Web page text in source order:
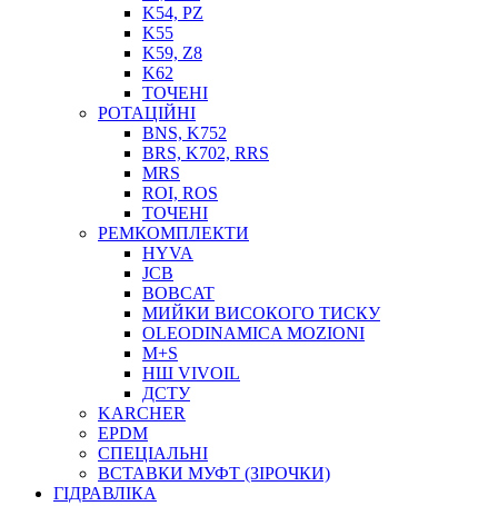
ТОСОЛ, АНТИФРИЗ
ОЛИВА-ПАЛИВО
ПОВІТРЯ-ВОДА
ДЛЯ ЗВАРЮВАННЯ
НАПІРНО-ВСМОКТУЮЧІ
ФІЛЬТРИ ДЛЯ ПАЛЬНОГО
ПІДДОНИ ДЛЯ БОЧОК
МОДУЛЬНІ АЗС
МЕТРОЛОГІЧНЕ ОБЛАДНАННЯ
ЛІЧИЛЬНИКИ І ВИТРАТОМІРИ ДЛЯ ПАЛЬНОГО
КОТУШКИ ДЛЯ ШЛАНГІВ
K54, PZ
K55
K59, Z8
K62
ТОЧЕНІ
РОТАЦІЙНІ
BNS, K752
BRS, K702, RRS
MRS
ROI, ROS
ТОЧЕНІ
РЕМКОМПЛЕКТИ
HYVA
JCB
BOBCAT
МИЙКИ ВИСОКОГО ТИСКУ
OLEODINAMICA MOZIONI
M+S
НШ VIVOIL
ДСТУ
KARCHER
EPDM
СПЕЦІАЛЬНІ
ВСТАВКИ МУФТ (ЗІРОЧКИ)
ГІДРАВЛІКА